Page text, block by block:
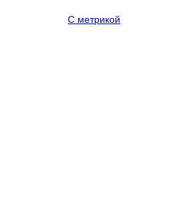
С метрикой